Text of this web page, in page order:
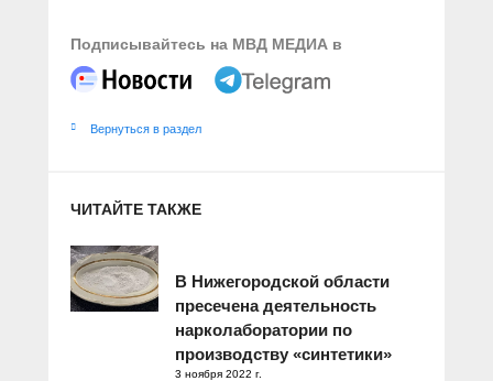
Подписывайтесь на МВД МЕДИА в
Вернуться в раздел
ЧИТАЙТЕ ТАКЖЕ
В Нижегородской области
пресечена деятельность
нарколаборатории по
производству «синтетики»
3 ноября 2022 г.